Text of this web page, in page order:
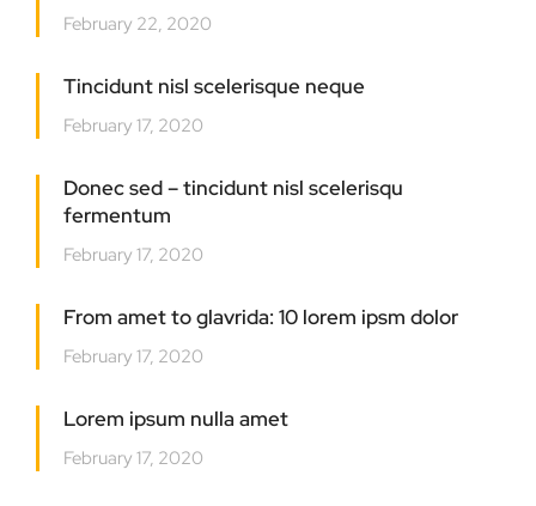
February 22, 2020
Tincidunt nisl scelerisque neque
February 17, 2020
Donec sed – tincidunt nisl scelerisqu
fermentum
February 17, 2020
From amet to glavrida: 10 lorem ipsm dolor
February 17, 2020
Lorem ipsum nulla amet
February 17, 2020